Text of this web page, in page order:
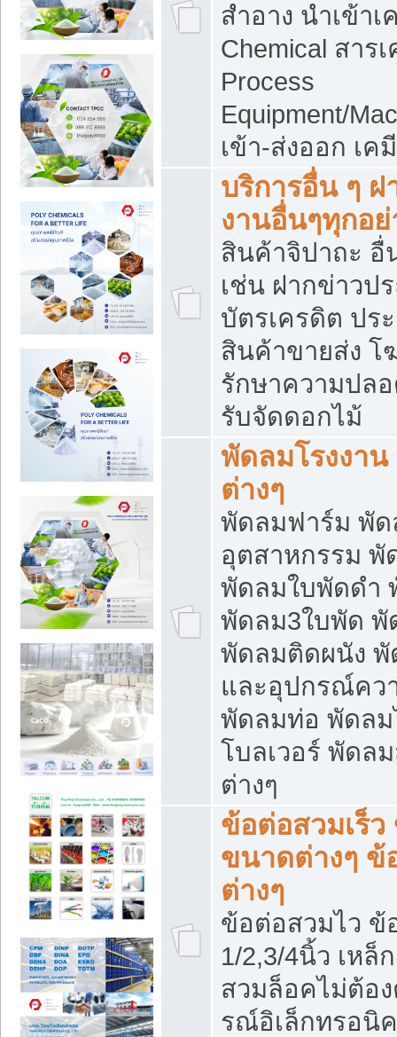
สำอาง นำเข้
Chemical สาร
Process
Equipment/
เข้า-ส่งออก เ
บริการอื่น ๆ
งานอื่นๆทุกอ
สินค้าจิปาถะ อื่
เช่น ฝากข่าวป
บัตรเครดิต ปร
สินค้าขายส่ง
รักษาความปล
รับจัดดอกไม้
พัดลมโรงงา
ต่างๆ
พัดลมฟาร์ม พัด
อุตสาหกรรม
พัดลมใบพัดดำ
พัดลม3ใบพัด พั
พัดลมติดผนัง
และอุปกรณ์คว
พัดลมท่อ พัดลม
โบลเวอร์ พัดล
ต่างๆ
ข้อต่อสวมเร็
ขนาดต่างๆ ข้
ต่างๆ
ข้อต่อสวมไว ข้
1/2,3/4นิ้ว เหล็
สวมล็อคไม่ต้อ
รณ์อิเล็กทรอนิ